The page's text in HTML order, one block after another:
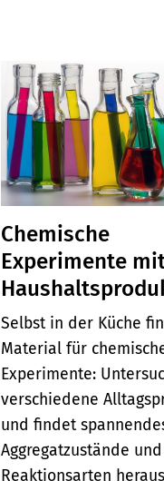
Chemische
Experimente
Selbst in der Küche
Material für
Experimente:
verschiedene
und findet
Aggregatzustände und
Reaktionsarten